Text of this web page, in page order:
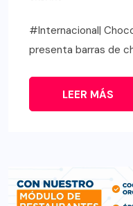
#Internacional|
presenta barras de
LEER MÁS